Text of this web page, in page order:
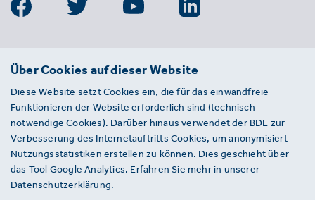
BDE
Entsorgungs-, Wasser- und
Kreislaufwirtschaft e. V.
Von-der-Heydt-Straße 2
D 10785 Berlin
Sie haben einen Fehler auf unserer Website
gefunden? Ihnen ist ein defekter Link
Über Cookies auf dieser Website
Diese Website setzt Cookies ein, die für das einwandfreie
Funktionieren der Website erforderlich sind (technisch
notwendige Cookies). Darüber hinaus verwendet der BDE zur
Verbesserung des Internetauftritts Cookies, um anonymisiert
Nutzungsstatistiken erstellen zu können. Dies geschieht über
das Tool Google Analytics. Erfahren Sie mehr in unserer
Datenschutzerklärung.